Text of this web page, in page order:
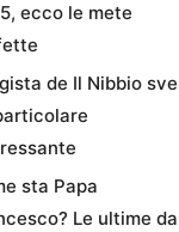
ecco le mete
de Il Nibbio
sta Papa
Le ultime